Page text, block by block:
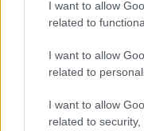
I want to allow
related to
I want to allow
related to
I want to allow
related to
Martina
I nostri